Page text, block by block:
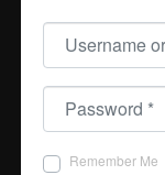
Username or Email
Password
Remember Me